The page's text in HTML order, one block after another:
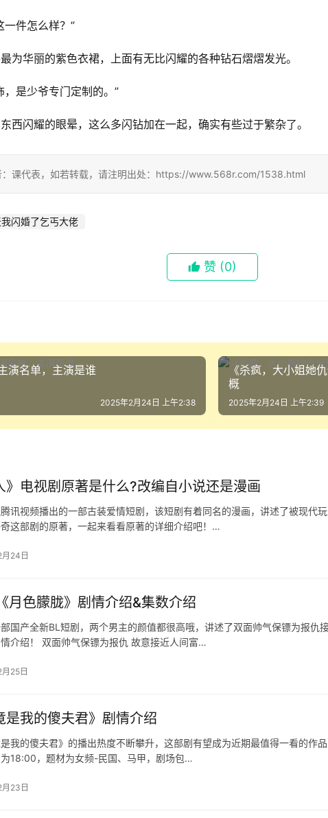
一件怎么样？”
为华丽的紫色衣裙，上面有无比闪耀的各种钻石熠熠发光。
，是少爷专门定制的。”
西闪耀的眼晕，这么多闪钻加在一起，确实有些过于繁杂了。
：课代表，如若转载，请注明出处：https://www.568r.com/1538.html
闪婚了乞丐大佬
赞 (0)
演名单，主演是谁
2025年2月24日 上午2:38
《杀疯，大小姐她
概
2025年2月24日 上午2:39
》电视剧原著是什么?改编自小说还是漫画
腾讯视频播出的一部古装爱情短剧，该短剧有着同名的漫画，讲述了被现代
这部剧的原著，一起来看看原著的详细介绍吧！…
24日
月色朦胧》剧情介绍&集数介绍
部国产全新BL短剧，两个男主的颜值都很高哦，讲述了双面帅气保镖为报仇
介绍！ 双面帅气保镖为报仇 故意接近人间富…
25日
是我的傻夫君》剧情介绍
我的傻夫君》的播出热度不断攀升，这部剧有望成为近期最值得一看的作
18:00，题材为女频-民国、马甲，剧场包…
23日